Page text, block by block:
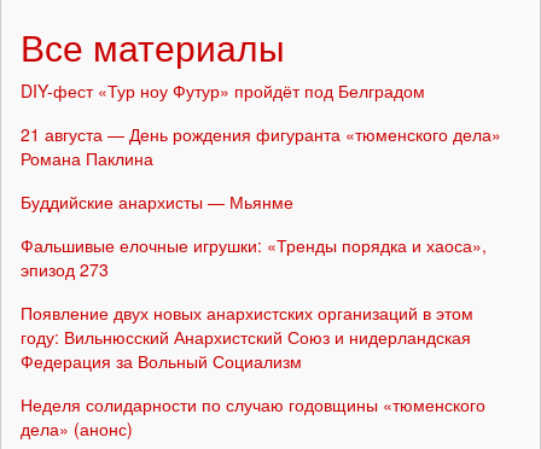
Все материалы
DIY-фест «Тур ноу Футур» пройдёт под Белградом
21 августа — День рождения фигуранта «тюменского дела»
Романа Паклина
Буддийские анархисты — Мьянме
Фальшивые елочные игрушки: «Тренды порядка и хаоса»,
эпизод 273
Появление двух новых анархистских организаций в этом
году: Вильнюсский Анархистский Союз и нидерландская
Федерация за Вольный Социализм
Неделя солидарности по случаю годовщины «тюменского
дела» (анонс)